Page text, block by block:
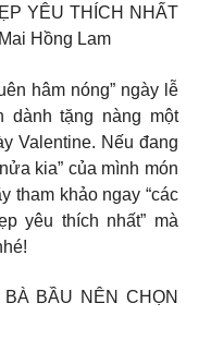
YÊU THÍCH NHẤT
Hồng Lam
hâm nóng” ngày lễ
dành tặng nàng một
Valentine. Nếu đang
kia” của mình món
tham khảo ngay “các
yêu thích nhất” mà
BẦU NÊN CHỌN